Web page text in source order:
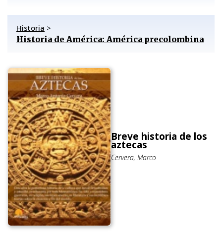
Historia >
Historia de América: América precolombina
Breve historia de los
aztecas
Cervera, Marco